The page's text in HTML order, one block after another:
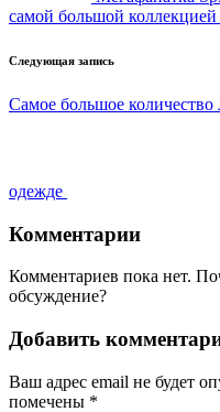
самой большой
Следующая запись
Самое большое
одежде
Комментарии
Комментариев пока нет.
обсуждение?
Добавить
Ваш адрес email не будет
помечены *